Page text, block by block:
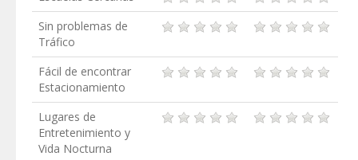
Sin problemas de
Tráfico
Fácil de encontrar
Estacionamiento
Lugares de
Entretenimiento y
Vida Nocturna